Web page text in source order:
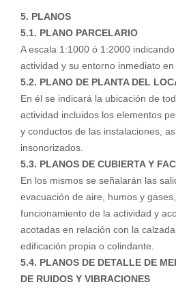
5. PLANOS
5.1. PLANO PARCELARIO
A escala 1:1000 ó 1:2000
actividad y su entorno inmediato
5.2. PLANO DE PLANTA DEL
En él se indicará la ubicación de
actividad incluidos los elementos
y conductos de las instalaciones,
insonorizados.
5.3. PLANOS DE CUBIERTA Y
En los mismos se señalarán las
evacuación de aire, humos y
funcionamiento de la actividad y
acotadas en relación con la
edificación propia o colindante.
5.4. PLANOS DE DETALLE DE
DE RUIDOS Y VIBRACIONES